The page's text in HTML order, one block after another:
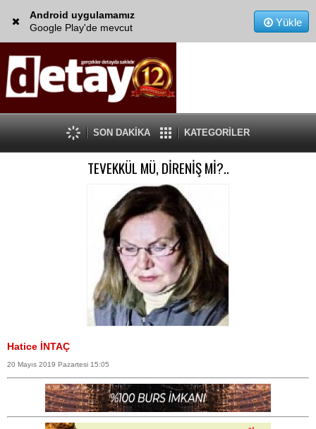
Android uygulamamız
Google Play'de mevcut
Yükle
SON DAKİKA KATEGORİLER
TEVEKKÜL MÜ, DİRENİŞ Mİ?..
Hatice İNTAÇ
20 Mayıs 2019 Pazartesi 15:05